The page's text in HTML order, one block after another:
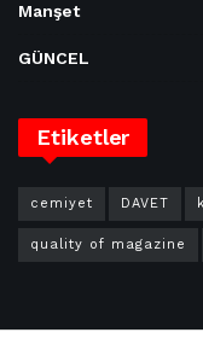
Manşet
GÜNCEL
Etiketler
cemiyet DAVET
quality of magazine